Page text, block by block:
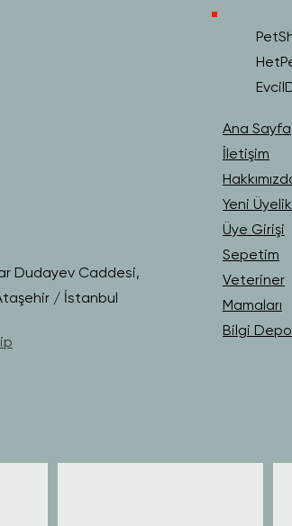
Dudayev Caddesi,
/ İstanbul
Ana Sayfa
İletişim
Yeni Üyelik
Üye Girişi
Sepetim
Veteriner
Mamaları
Bilgi